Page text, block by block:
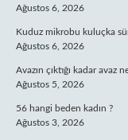
Ağustos 6, 2026
Kuduz mikrobu kuluçka
Ağustos 6, 2026
Avazın çıktığı kadar avaz
Ağustos 5, 2026
56 hangi beden kadın ?
Ağustos 3, 2026